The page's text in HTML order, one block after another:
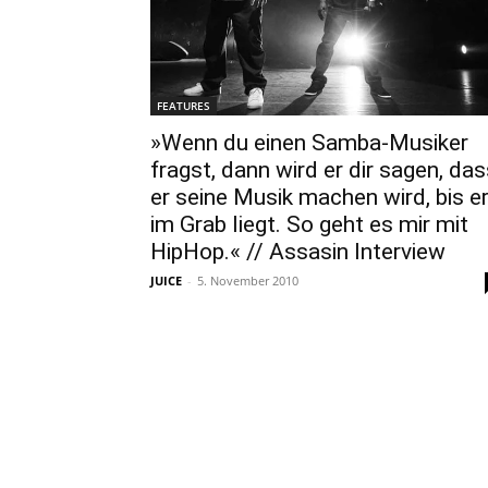
FEATURES
»Wenn du einen Samba-Musiker
fragst, dann wird er dir sagen,
er seine Musik machen wird, bis er
im Grab liegt. So geht es mir mit
HipHop.« // Assasin Interview
JUICE - 5. November 2010